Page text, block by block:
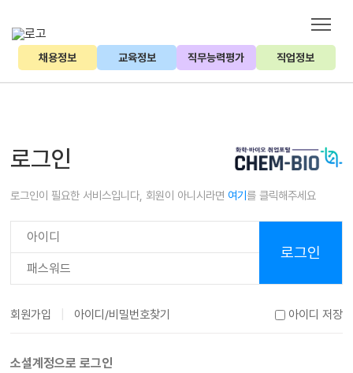
채용정보 교육정보 직무능력평가 직업정보
로그인
로그인이 필요한 서비스입니다, 회원이 아니시라면 여기를 클릭해주세요
로그인
아이디 저장
회원가입 아이디/비밀번호찾기
소셜계정으로 로그인